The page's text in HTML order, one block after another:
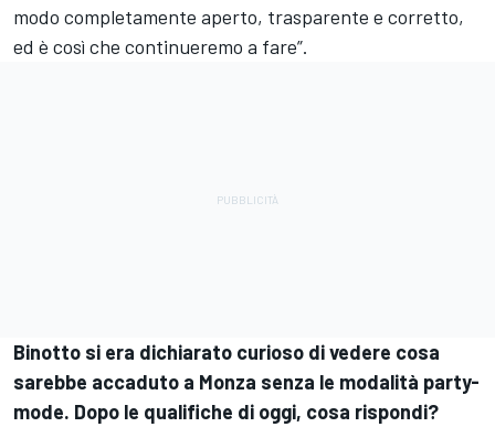
modo completamente aperto, trasparente e corretto,
ed è così che continueremo a fare”.
Binotto si era dichiarato curioso di vedere cosa
sarebbe accaduto a Monza senza le modalità party-
mode. Dopo le qualifiche di oggi, cosa rispondi?